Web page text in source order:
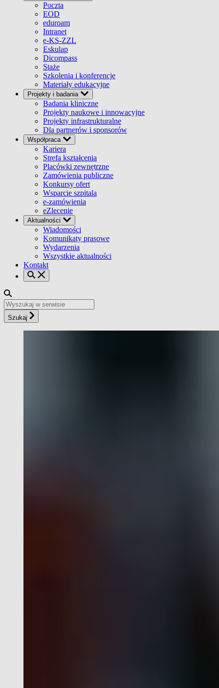
Poczta
EOD
eduroam
Intranet
e-KS-ZZL
Eskulap
Dicompass
Staże
Szkolenia i konferencje
Materiały edukacyjne
Projekty i badania
Badania kliniczne
Projekty naukowe i innowacyjne
Projekty infrastrukturalne
Dla partnerów i sponsorów
Współpraca
Kariera
Strefa kształcenia
Placówki zewnętrzne
Zamówienia publiczne
Konkursy ofert
Wsparcie szpitala
e-zamówienia
eZlecenie
Aktualności
Wiadomości
Komunikaty prasowe
Wydarzenia
Wszystkie aktualności
Kontakt
Szukaj